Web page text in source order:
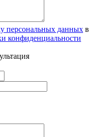
персональных данных в
конфиденциальности